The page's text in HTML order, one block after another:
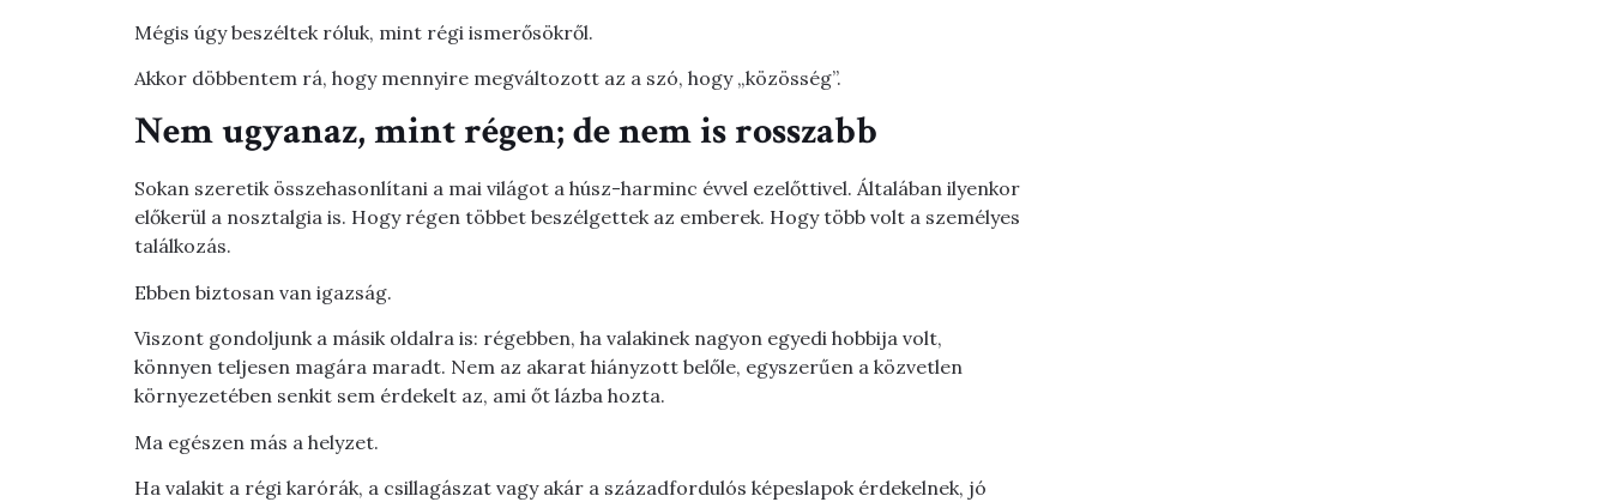
Mégis úgy beszéltek róluk, mint régi ismerősökről.
Akkor döbbentem rá, hogy mennyire megváltozott az a szó, hogy „közösség”.
Nem ugyanaz, mint régen; de nem is rosszabb
Sokan szeretik összehasonlítani a mai világot a húsz-harminc évvel ezelőttivel. Általában ilyenkor
előkerül a nosztalgia is. Hogy régen többet beszélgettek az emberek. Hogy több volt a személyes
találkozás.
Ebben biztosan van igazság.
Viszont gondoljunk a másik oldalra is: régebben, ha valakinek nagyon egyedi hobbija volt,
könnyen teljesen magára maradt. Nem az akarat hiányzott belőle, egyszerűen a közvetlen
környezetében senkit sem érdekelt az, ami őt lázba hozta.
Ma egészen más a helyzet.
Ha valakit a régi karórák, a csillagászat vagy akár a századfordulós képeslapok érdekelnek, jó